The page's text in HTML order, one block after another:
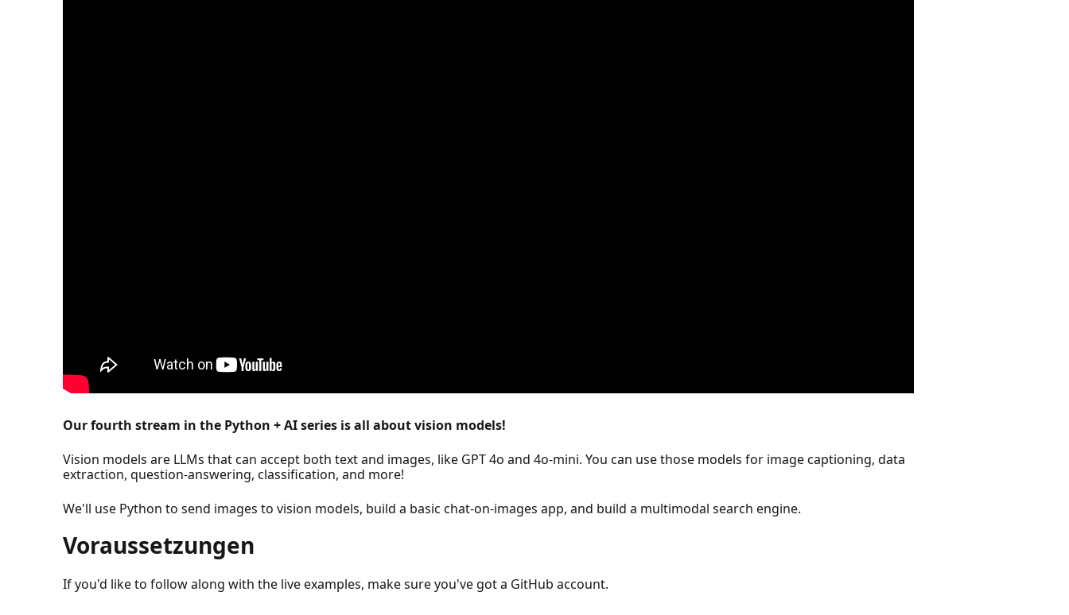
Our fourth stream in the Python + AI series is all about vision models!
Vision models are LLMs that can accept both text and images, like GPT 4o and 4o-mini. You can use those models for image captioning, data
extraction, question-answering, classification, and more!
We'll use Python to send images to vision models, build a basic chat-on-images app, and build a multimodal search engine.
Voraussetzungen
If you'd like to follow along with the live examples, make sure you've got a GitHub account.